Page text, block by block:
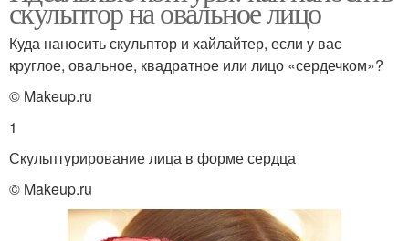
скульптор на овальное лицо
Куда наносить скульптор и хайлайтер, если у вас
круглое, овальное, квадратное или лицо «сердечком»?
© Makeup.ru
1
Скульптурирование лица в форме сердца
© Makeup.ru